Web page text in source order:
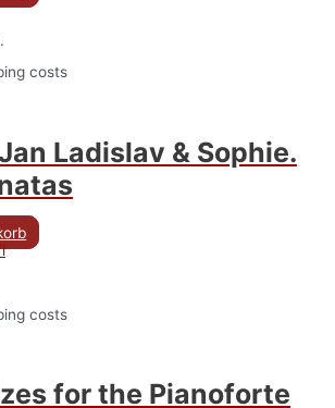
costs
Ladislav & Sophie.
costs
for the Pianoforte